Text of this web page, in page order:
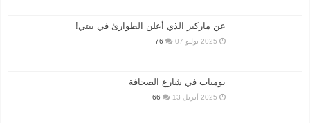
عن ماركيز الذي أعلن الطوارئ في بيتي!
2025 يوليو 07 76
يوميات في شارع الصحافة
2025 أبريل 13 66